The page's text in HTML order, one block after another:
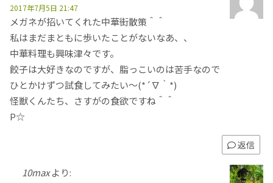
2017年7月5日 21:47
メガネが招いてくれた中華街散策＾＾
私はまだまともに歩いたことがないなあ、、
中華料理も興味津々です。
餃子は大好きなのですが、脂っこいのは苦手なので
ひとかけずつ試食してみたい～(*´∇｀*)
怪獣くんたち、さすがの食欲ですね＾＾
P☆
返信
10max より: